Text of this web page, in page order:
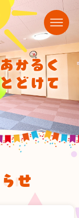
かるく
どけて
せ